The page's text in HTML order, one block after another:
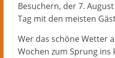
Besuchern, der 7.
Tag mit den meisten
Wer das schöne Wetter
Wochen zum Sprung ins